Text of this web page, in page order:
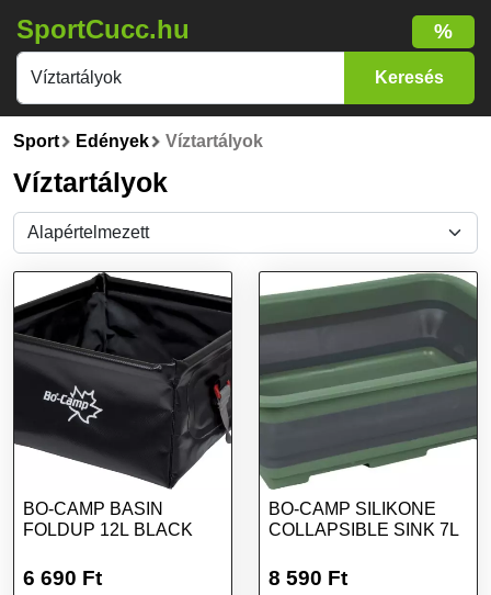
SportCucc.hu %
Sport Edények Víztartályok
Víztartályok
BO-CAMP BASIN
FOLDUP 12L BLACK
6 690 Ft
BO-CAMP SILIKONE
COLLAPSIBLE SINK 7L
8 590 Ft